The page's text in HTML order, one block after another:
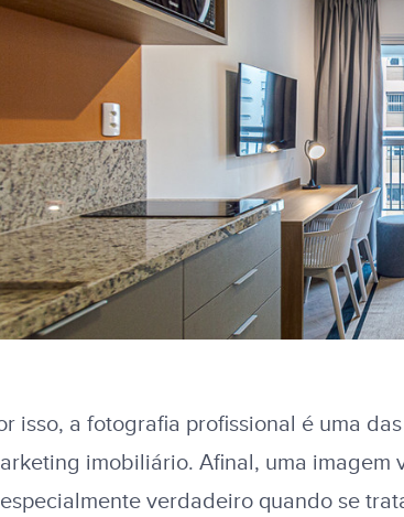
isso, a fotografia profissional é uma
imobiliário. Afinal, uma imagem
verdadeiro quando se